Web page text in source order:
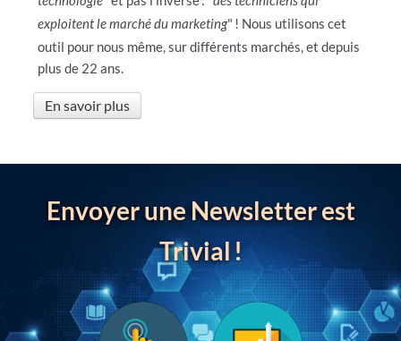
exploitent le marché du marketing" ! Nous utilisons cet
outil pour nous même, sur différents marchés, et depuis
plus de 22 ans.
En savoir plus
Envoyer une Newsletter est
Trivial!